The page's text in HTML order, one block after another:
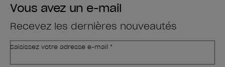
Vous avez un e-mail
Recevez les dernières nouveautés
Saisissez votre adresse e-mail *